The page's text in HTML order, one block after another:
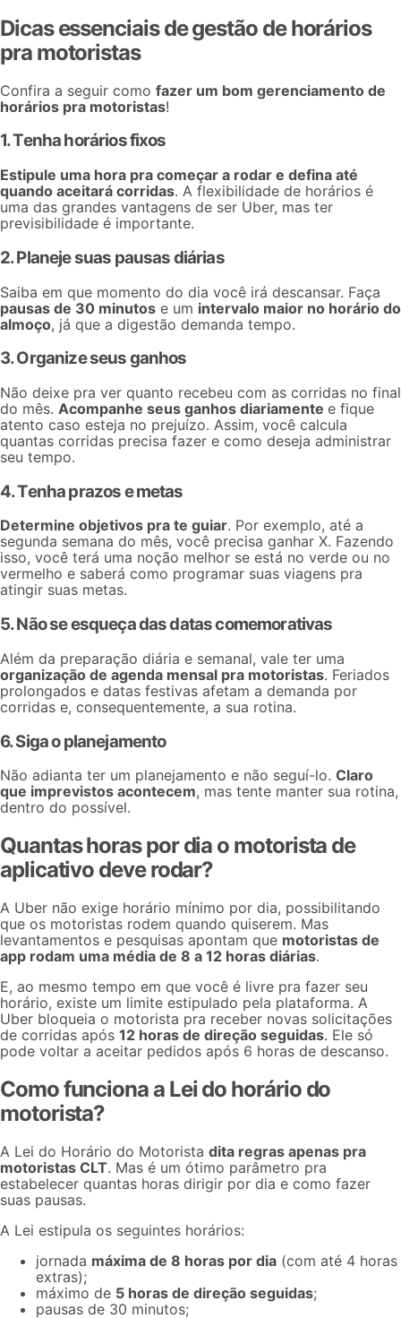
Dicas essenciais de gestão de horários
pra motoristas
Confira a seguir como fazer um bom gerenciamento de
horários pra motoristas!
1. Tenha horários fixos
Estipule uma hora pra começar a rodar e defina até
quando aceitará corridas. A flexibilidade de horários é
uma das grandes vantagens de ser Uber, mas ter
previsibilidade é importante.
2. Planeje suas pausas diárias
Saiba em que momento do dia você irá descansar. Faça
pausas de 30 minutos e um intervalo maior no horário do
almoço, já que a digestão demanda tempo.
3. Organize seus ganhos
Não deixe pra ver quanto recebeu com as corridas no final
do mês. Acompanhe seus ganhos diariamente e fique
atento caso esteja no prejuízo. Assim, você calcula
quantas corridas precisa fazer e como deseja administrar
seu tempo.
4. Tenha prazos e metas
Determine objetivos pra te guiar. Por exemplo, até a
segunda semana do mês, você precisa ganhar X. Fazendo
isso, você terá uma noção melhor se está no verde ou no
vermelho e saberá como programar suas viagens pra
atingir suas metas.
5. Não se esqueça das datas comemorativas
Além da preparação diária e semanal, vale ter uma
organização de agenda mensal pra motoristas. Feriados
prolongados e datas festivas afetam a demanda por
corridas e, consequentemente, a sua rotina.
6. Siga o planejamento
Não adianta ter um planejamento e não seguí-lo. Claro
que imprevistos acontecem, mas tente manter sua rotina,
dentro do possível.
Quantas horas por dia o motorista de
aplicativo deve rodar?
A Uber não exige horário mínimo por dia, possibilitando
que os motoristas rodem quando quiserem. Mas
levantamentos e pesquisas apontam que motoristas de
app rodam uma média de 8 a 12 horas diárias.
E, ao mesmo tempo em que você é livre pra fazer seu
horário, existe um limite estipulado pela plataforma. A
Uber bloqueia o motorista pra receber novas solicitações
de corridas após 12 horas de direção seguidas. Ele só
pode voltar a aceitar pedidos após 6 horas de descanso.
Como funciona a Lei do horário do
motorista?
A Lei do Horário do Motorista dita regras apenas pra
motoristas CLT. Mas é um ótimo parâmetro pra
estabelecer quantas horas dirigir por dia e como fazer
suas pausas.
A Lei estipula os seguintes horários:
jornada máxima de 8 horas por dia (com até 4 horas
extras);
máximo de 5 horas de direção seguidas;
pausas de 30 minutos;